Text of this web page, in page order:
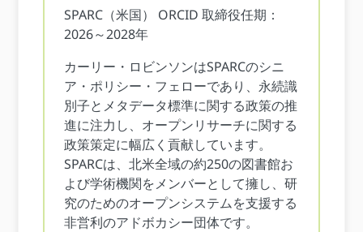
SPARC（米国） ORCID 取締役任期：
2026～2028年
カーリー・ロビンソンはSPARCのシニ
ア・ポリシー・フェローであり、永続識
別子とメタデータ標準に関する政策の推
進に注力し、オープンリサーチに関する
政策策定に幅広く貢献しています。
SPARCは、北米全域の約250の図書館お
よび学術機関をメンバーとして擁し、研
究のためのオープンシステムを支援する
非営利のアドボカシー団体です。